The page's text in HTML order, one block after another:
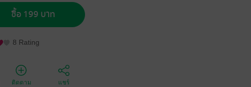
ซื้อ 199 บาท
8 Rating
ติดตาม แชร์